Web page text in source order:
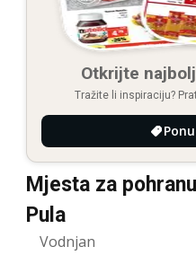
Otkrijte
Tražite li inspiraciju?
Mjesta za
Pula
Vodnjan